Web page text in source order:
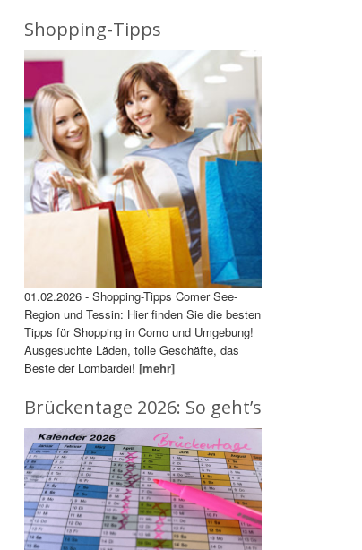
Shopping-Tipps
01.02.2026 - Shopping-Tipps Comer See-
Region und Tessin: Hier finden Sie die besten
Tipps für Shopping in Como und Umgebung!
Ausgesuchte Läden, tolle Geschäfte, das
Beste der Lombardei! [mehr]
Brückentage 2026: So geht’s